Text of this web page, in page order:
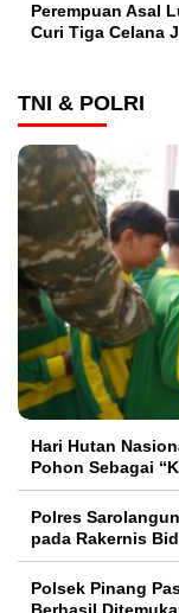
Perempuan Asal
Curi Tiga Celana
TNI & POLRI
Hari Hutan
Pohon Sebagai
Polres
pada Rakernis
Polsek Pinang